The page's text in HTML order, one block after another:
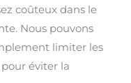
coûteux dans le
Nous pouvons
limiter les
éviter la